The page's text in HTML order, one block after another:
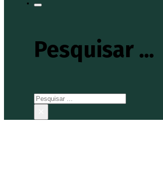
Pesquisar ...
Pesquisar